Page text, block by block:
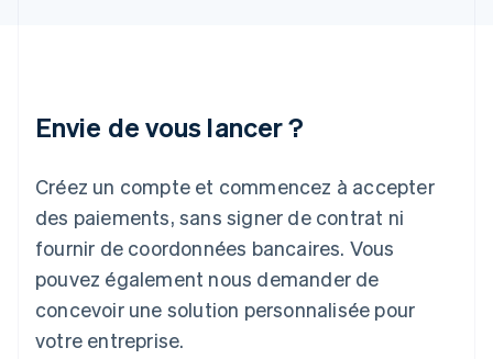
Envie de vous lancer ?
Créez un compte et commencez à accepter
des paiements, sans signer de contrat ni
fournir de coordonnées bancaires. Vous
pouvez également nous demander de
concevoir une solution personnalisée pour
votre entreprise.
Deutsch English
Luxembourg
FrançaisDeutsch English
Malaisie
English 简体中文
Malte
English
EspañolEnglish